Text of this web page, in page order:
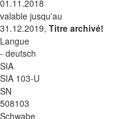
01.11.2018
valable jusqu'au
31.12.2019, Titre archivé!
Langue
- deutsch
SIA
SIA 103-U
SN
508103
Schwabe